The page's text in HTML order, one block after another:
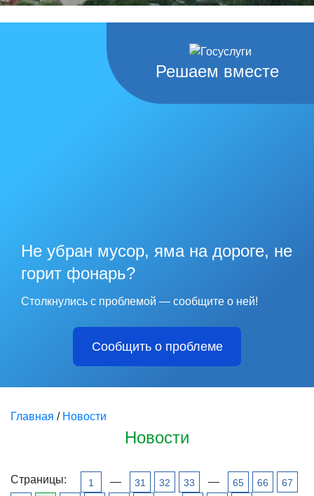
Решаем вместе
Не убран мусор, яма на дороге, не
горит фонарь?
Столкнулись с проблемой — сообщите о ней!
Сообщить о проблеме
Главная / Новости
Новости
Страницы: 1 — 31 32 33 — 65 66
67